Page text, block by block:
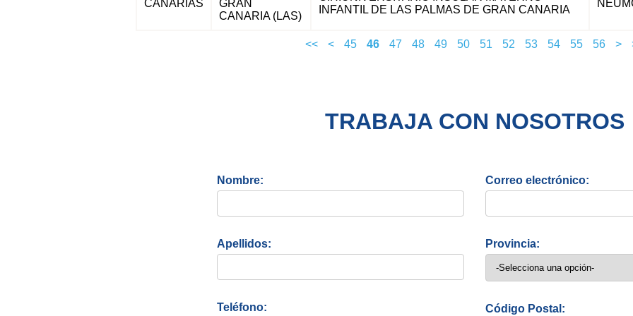
CANARIAS
GRAN
CANARIA (LAS)
INFANTIL DE LAS PALMAS DE GRAN CANARIA
<< < 45 46 47 48 49 50 51 52 53 54 55 56 >
TRABAJA CON NOSOTROS
Nombre:
Apellidos:
Teléfono:
Correo electrónico:
Provincia:
Código Postal: